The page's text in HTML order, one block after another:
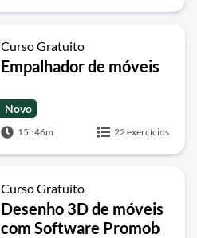
Curso Gratuito
Empalhador de móveis
Novo
15h46m 22 exercícios
Curso Gratuito
Desenho 3D de móveis
com Software Promob